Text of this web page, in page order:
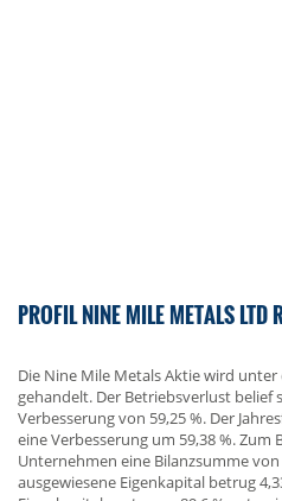
PROFIL NINE MILE METALS LTD
Die Nine Mile Metals Aktie wird unter
gehandelt. Der Betriebsverlust belief
Verbesserung von 59,25 %. Der
eine Verbesserung um 59,38 %. Zum
Unternehmen eine Bilanzsumme von
ausgewiesene Eigenkapital betrug